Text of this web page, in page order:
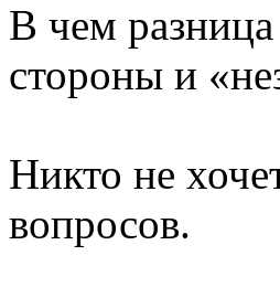
В чем
стороны и
Никто не
вопросов.